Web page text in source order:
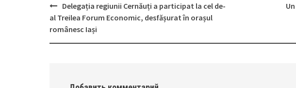
Post
navigation
Delegația regiunii Cernăuți a participat la cel de-
al Treilea Forum Economic, desfășurat în orașul
românesc Iași